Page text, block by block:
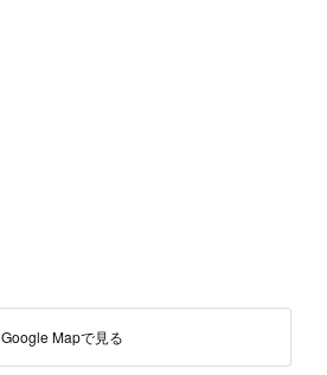
Google Mapで見る